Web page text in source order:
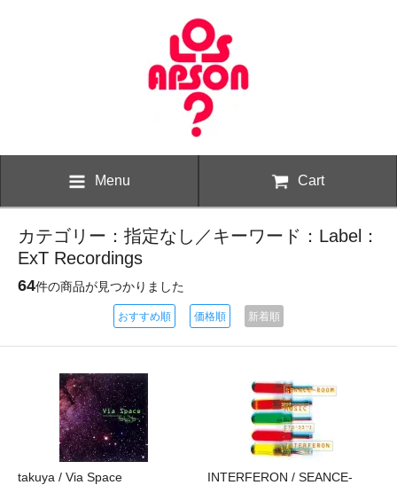
Menu Cart
カテゴリー：指定なし／キーワード：Label：
ExT Recordings
64件の商品が見つかりました
おすすめ順 価格順 新着順
takuya / Via Space
INTERFERON / SEANCE-